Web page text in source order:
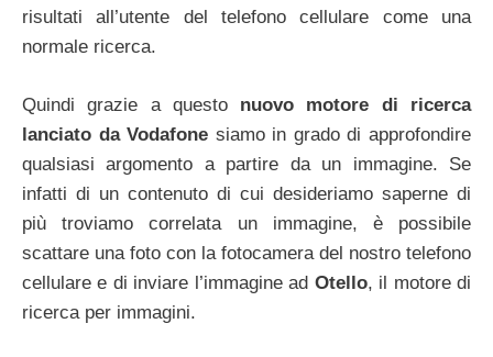
risultati all’utente del telefono cellulare come una
normale ricerca.
Quindi grazie a questo nuovo motore di ricerca
lanciato da Vodafone siamo in grado di approfondire
qualsiasi argomento a partire da un immagine. Se
infatti di un contenuto di cui desideriamo saperne di
più troviamo correlata un immagine, è possibile
scattare una foto con la fotocamera del nostro telefono
cellulare e di inviare l’immagine ad Otello, il motore di
ricerca per immagini.